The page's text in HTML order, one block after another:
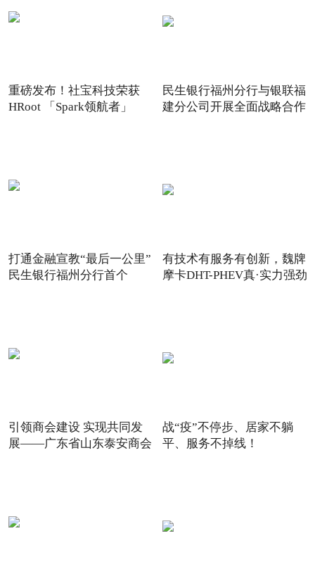
重磅发布！社宝科技荣获
HRoot 「Spark领航者」
民生银行福州分行与银联福
建分公司开展全面战略合作
打通金融宣教“最后一公里”
民生银行福州分行首个
有技术有服务有创新，魏牌
摩卡DHT-PHEV真·实力强劲
引领商会建设 实现共同发
展——广东省山东泰安商会
战“疫”不停步、居家不躺
平、服务不掉线！